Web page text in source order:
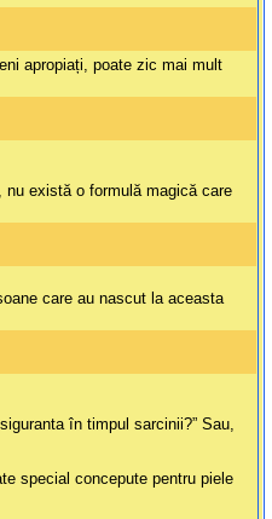
apropiați, poate zic mai mult
există o formulă magică care
care au nascut la aceasta
în timpul sarcinii?” Sau,
special concepute pentru piele